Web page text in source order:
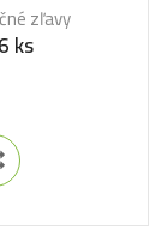
zľavy
ks